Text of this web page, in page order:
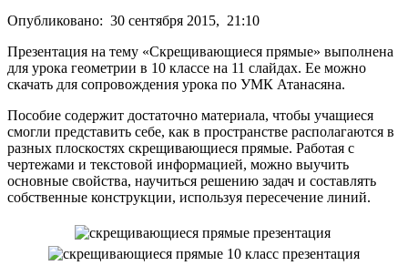
Опубликовано: 30 сентября 2015, 21:10
Презентация на тему «Скрещивающиеся прямые» выполнена
для урока геометрии в 10 классе на 11 слайдах. Ее можно
скачать для сопровождения урока по УМК Атанасяна.
Пособие содержит достаточно материала, чтобы учащиеся
смогли представить себе, как в пространстве располагаются в
разных плоскостях скрещивающиеся прямые. Работая с
чертежами и текстовой информацией, можно выучить
основные свойства, научиться решению задач и составлять
собственные конструкции, используя пересечение линий.